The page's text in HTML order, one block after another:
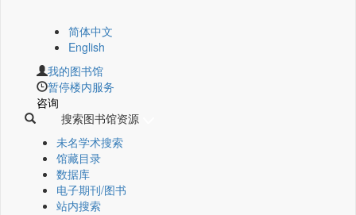
简体中文
English
我的图书馆
暂停楼内服务
咨询
搜索图书馆资源
未名学术搜索
馆藏目录
数据库
电子期刊/图书
站内搜索